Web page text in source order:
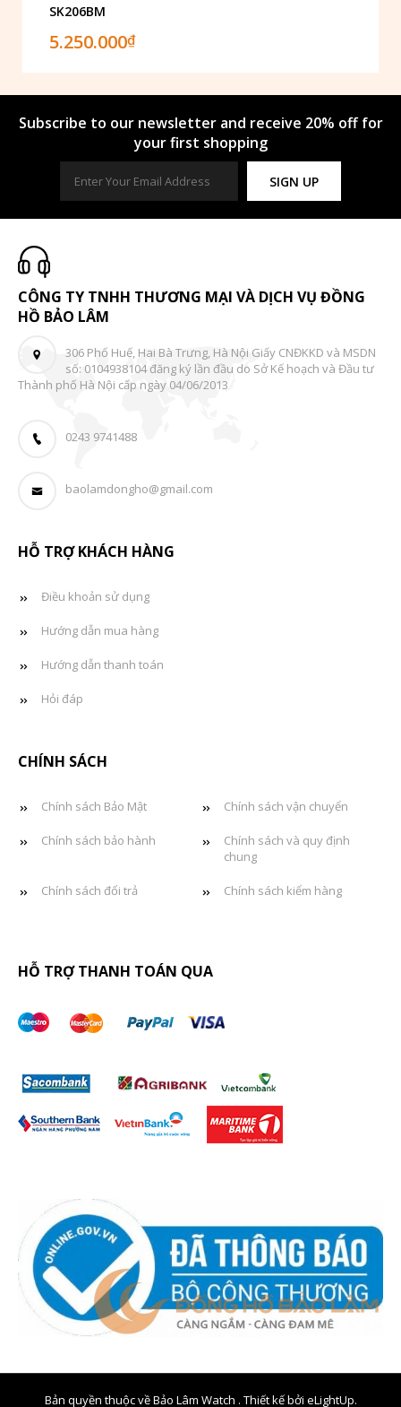
SK206BM
5.250.000₫
Subscribe to our newsletter and receive 20% off for
your first shopping
SIGN UP
CÔNG TY TNHH THƯƠNG MẠI VÀ DỊCH VỤ ĐỒNG
HỒ BẢO LÂM
306 Phố Huế, Hai Bà Trưng, Hà Nội Giấy CNĐKKD và MSDN
số: 0104938104 đăng ký lần đầu do Sở Kế hoạch và Đầu tư
Thành phố Hà Nội cấp ngày 04/06/2013
0243 9741488
baolamdongho@gmail.com
HỖ TRỢ KHÁCH HÀNG
Điều khoản sử dụng
Hướng dẫn mua hàng
Hướng dẫn thanh toán
Hỏi đáp
CHÍNH SÁCH
Chính sách Bảo Mật Chính sách vận chuyển
Chính sách bảo hành
Chính sách và quy định
chung
Chính sách đổi trả Chính sách kiểm hàng
HỖ TRỢ THANH TOÁN QUA
Bản quyền thuộc về Bảo Lâm Watch . Thiết kế bởi eLightUp.